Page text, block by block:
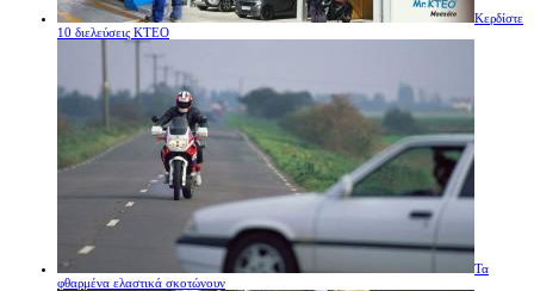
Κερδίστε
10 διελεύσεις ΚΤΕΟ
Τα
φθαρμένα ελαστικά σκοτώνουν